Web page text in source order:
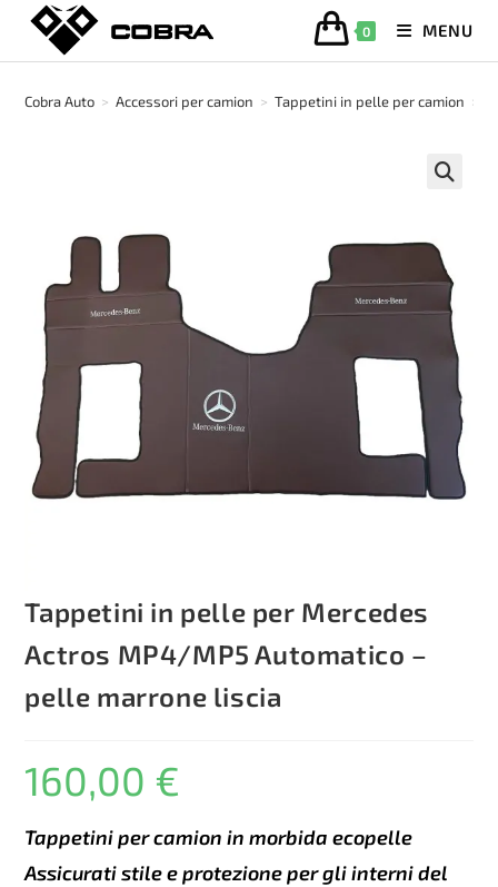
Salta
contenuto
0 MENU
Cobra Auto > Accessori per camion > Tappetini in pelle per camion >
Tappetini in pelle per Mercedes
Actros MP4/MP5 Automatico –
pelle marrone liscia
160,00 €
Tappetini per camion in morbida ecopelle
Assicurati stile e protezione per gli interni del